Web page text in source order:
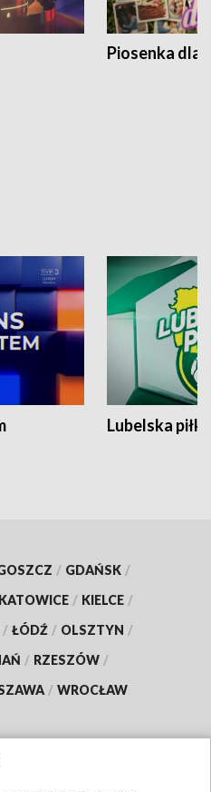
Piosenka dla
Lubelska piłka
/ GDAŃSK /
KATOWICE / KIELCE /
/ ŁÓDŹ / OLSZTYN /
/ RZESZÓW /
/ WROCŁAW